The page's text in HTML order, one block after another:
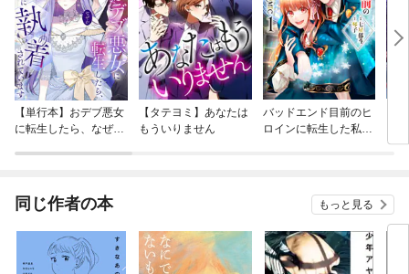
【単行本】おデブ悪女
に転生したら、なぜか
【タテヨミ】あなたは
もういりません
バッドエンド目前のヒ
ロインに転生した私、
同じ作者の本 もっと見る